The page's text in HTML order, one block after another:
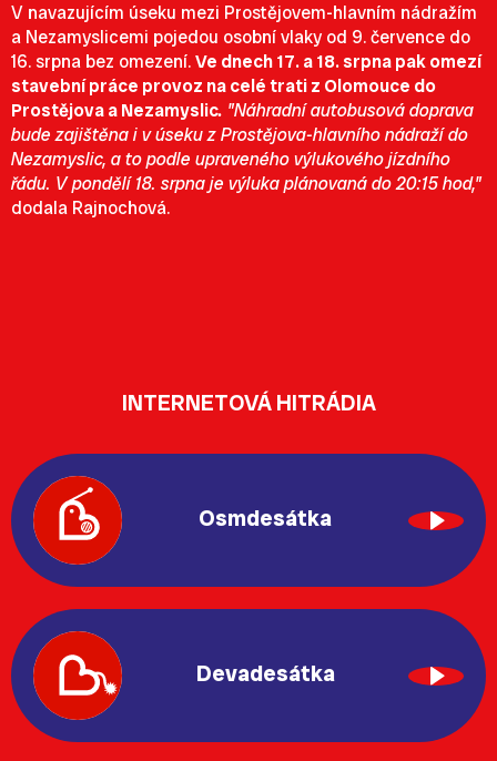
V navazujícím úseku mezi Prostějovem-hlavním nádražím
a Nezamyslicemi pojedou osobní vlaky od 9. července do
16. srpna bez omezení.Ve dnech 17. a 18. srpna pak omezí
stavební práce provoz na celé trati z Olomouce do
Prostějova a Nezamyslic. "Náhradní autobusová doprava
bude zajištěna i v úseku z Prostějova-hlavního nádraží do
Nezamyslic, a to podle upraveného výlukového jízdního
řádu. V pondělí 18. srpna je výluka plánovaná do 20:15 hod,"
dodala Rajnochová.
INTERNETOVÁ HITRÁDIA
Osmdesátka
Devadesátka